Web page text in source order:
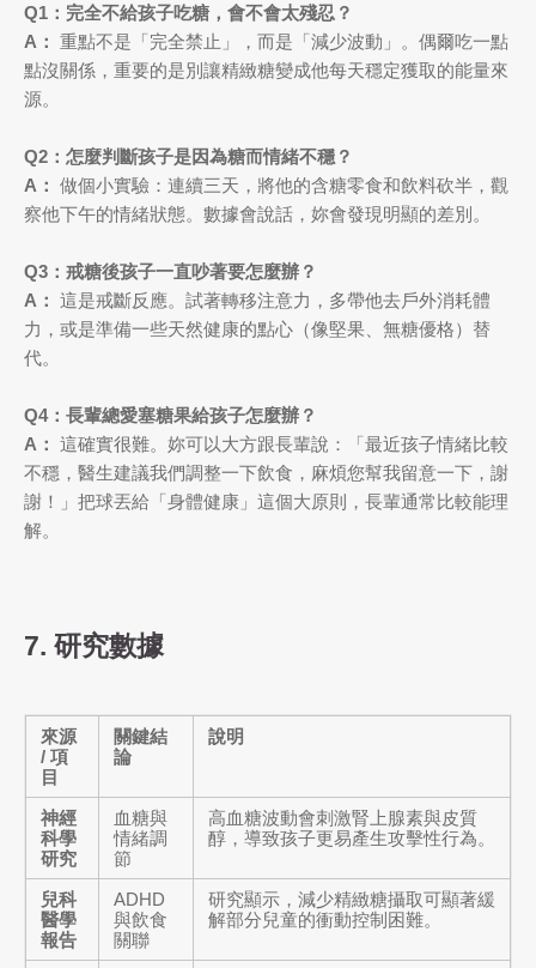
Q1：完全不給孩子吃糖，會不會太殘忍？
A： 重點不是「完全禁止」，而是「減少波動」。偶爾吃一點
點沒關係，重要的是別讓精緻糖變成他每天穩定獲取的能量來
源。
Q2：怎麼判斷孩子是因為糖而情緒不穩？
A： 做個小實驗：連續三天，將他的含糖零食和飲料砍半，觀
察他下午的情緒狀態。數據會說話，妳會發現明顯的差別。
Q3：戒糖後孩子一直吵著要怎麼辦？
A： 這是戒斷反應。試著轉移注意力，多帶他去戶外消耗體
力，或是準備一些天然健康的點心（像堅果、無糖優格）替
代。
Q4：長輩總愛塞糖果給孩子怎麼辦？
A： 這確實很難。妳可以大方跟長輩說：「最近孩子情緒比較
不穩，醫生建議我們調整一下飲食，麻煩您幫我留意一下，謝
謝！」把球丟給「身體健康」這個大原則，長輩通常比較能理
解。
7. 研究數據
來源
/ 項
目
關鍵結
論
說明
神經
科學
研究
血糖與
情緒調
節
高血糖波動會刺激腎上腺素與皮質
醇，導致孩子更易產生攻擊性行為。
兒科
醫學
報告
ADHD
與飲食
關聯
研究顯示，減少精緻糖攝取可顯著緩
解部分兒童的衝動控制困難。